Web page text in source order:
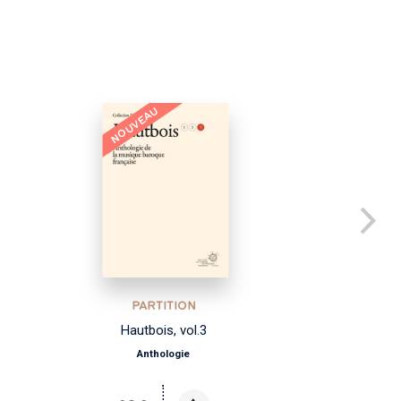
NOUVEAU
PARTITION
Hautbois, vol.3
Anthologie